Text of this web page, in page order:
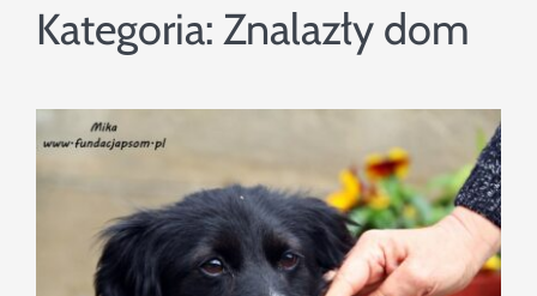
Kategoria: Znalazły dom